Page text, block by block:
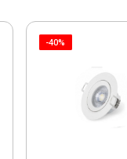
-40%